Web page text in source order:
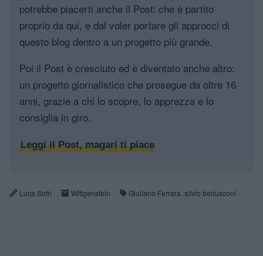
potrebbe piacerti anche il Post: che è partito
proprio da qui, e dal voler portare gli approcci di
questo blog dentro a un progetto più grande.
Poi il Post è cresciuto ed è diventato anche altro:
un progetto giornalistico che prosegue da oltre 16
anni, grazie a chi lo scopre, lo apprezza e lo
consiglia in giro.
Leggi il Post, magari ti piace
Luca Sofri Wittgenstein Giuliano Ferrara silvio berlusconi